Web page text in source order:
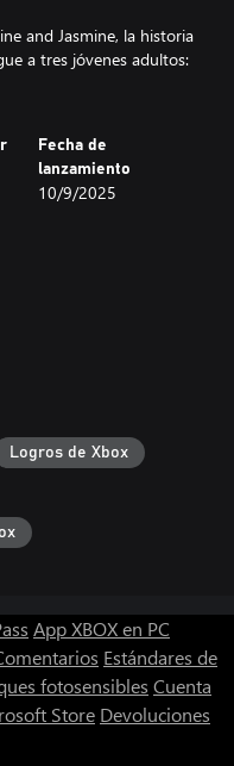
and Jasmine, la historia
a tres jóvenes adultos:
Fecha de
lanzamiento
10/9/2025
Logros de Xbox
App XBOX en PC
Estándares de
fotosensibles Cuenta
Store Devoluciones